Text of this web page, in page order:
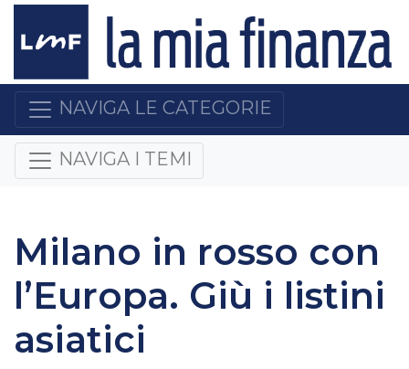
NAVIGA LE CATEGORIE
NAVIGA I TEMI
Milano in rosso con
l’Europa. Giù i listini
asiatici